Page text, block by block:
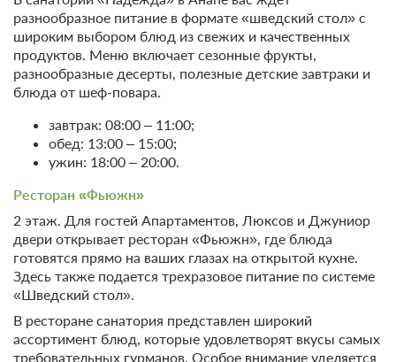
Бильярд
Пляжный отдых
Пляжная мебель / Лежаки и
зонтики
Собственный пляж
Первая береговая линия
Другое
Не допускается размещение
с домашними животными
Лечебно-профилактические
программы
ЛФК, лечебная гимнастика
Лечение
разнообразное питание в формате «шведский стол» с
широким выбором блюд из свежих и качественных
продуктов. Меню включает сезонные фрукты,
разнообразные десерты, полезные детские завтраки и
блюда от шеф-повара.
завтрак: 08:00 – 11:00;
обед: 13:00 – 15:00;
ужин: 18:00 – 20:00.
Ресторан «Фьюжн»
2 этаж. Для гостей Апартаментов, Люксов и Джуниор
двери открывает ресторан «Фьюжн», где блюда
готовятся прямо на ваших глазах на открытой кухне.
Здесь также подается трехразовое питание по системе
«Шведский стол».
В ресторане санатория представлен широкий
ассортимент блюд, которые удовлетворят вкусы самых
требовательных гурманов. Особое внимание уделяется